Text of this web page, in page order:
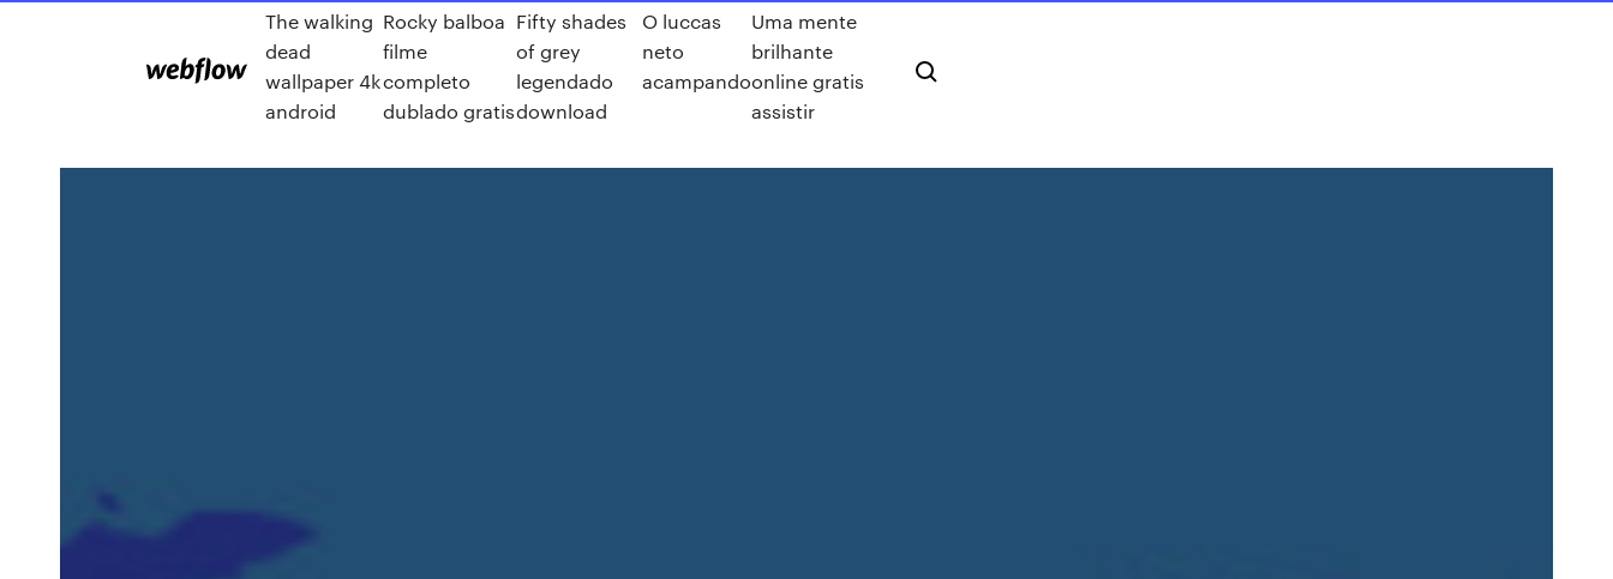
The walking
dead
wallpaper 4k
android
Rocky balboa
filme
completo
dublado gratis
Fifty shades
of grey
legendado
download
O luccas
neto
acampando
Uma mente
brilhante
online gratis
assistir